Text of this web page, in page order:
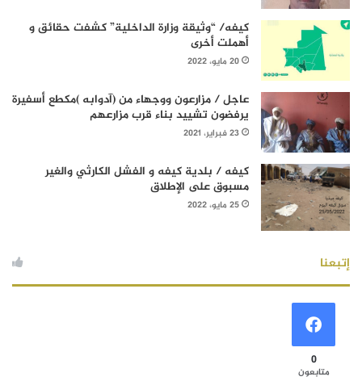
كيفه/ “وثيقة وزارة الداخلية” كشفت حقائق و
أهملت أخرى
20 مايو، 2022
عاجل / مزارعون ووجهاء من (آدوابه )مكطع أسفيرة
يرفضون تشييد بناء قرب مزارعهم
23 فبراير، 2021
كيفه / بلدية كيفه و الفشل الكارثي والغير
مسبوق على الإطلاق
25 مايو، 2022
إتبعنا
0
متابعون